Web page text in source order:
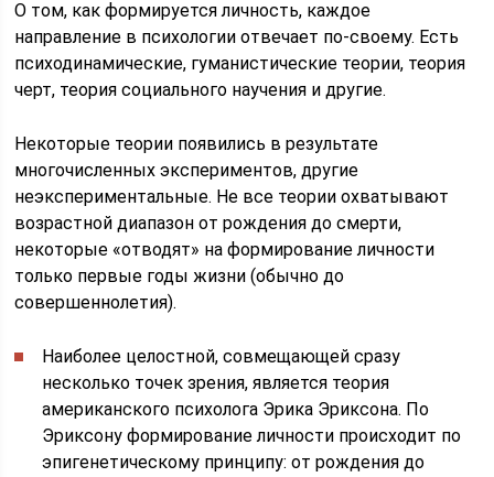
О том, как формируется личность, каждое
направление в психологии отвечает по-своему. Есть
психодинамические, гуманистические теории, теория
черт, теория социального научения и другие.
Некоторые теории появились в результате
многочисленных экспериментов, другие
неэкспериментальные. Не все теории охватывают
возрастной диапазон от рождения до смерти,
некоторые «отводят» на формирование личности
только первые годы жизни (обычно до
совершеннолетия).
Наиболее целостной, совмещающей сразу
несколько точек зрения, является теория
американского психолога Эрика Эриксона. По
Эриксону формирование личности происходит по
эпигенетическому принципу: от рождения до